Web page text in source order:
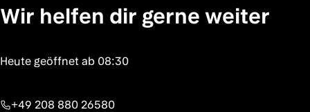
Wir helfen dir gerne weiter
+49 208 880 26580